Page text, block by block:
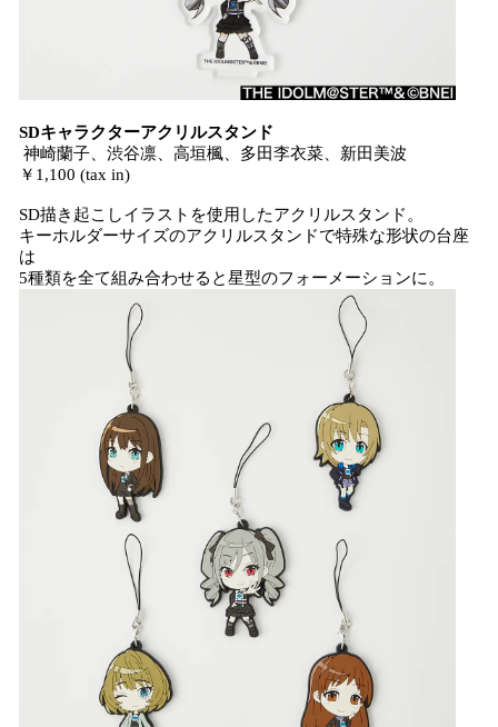
SDキャラクターアクリルスタンド
神崎蘭子、渋谷凛、高垣楓、多田李衣菜、新田美波
￥1,100 (tax in)
SD描き起こしイラストを使用したアクリルスタンド。
キーホルダーサイズのアクリルスタンドで特殊な形状の台座
は
5種類を全て組み合わせると星型のフォーメーションに。